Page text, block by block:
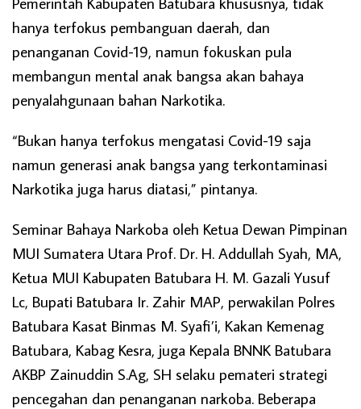
hanya terfokus pembanguan daerah, dan
penanganan Covid-19, namun fokuskan pula
membangun mental anak bangsa akan bahaya
penyalahgunaan bahan Narkotika.
“Bukan hanya terfokus mengatasi Covid-19 saja
namun generasi anak bangsa yang terkontaminasi
Narkotika juga harus diatasi,” pintanya.
Seminar Bahaya Narkoba oleh Ketua Dewan Pimpinan
MUI Sumatera Utara Prof. Dr. H. Addullah Syah, MA,
Ketua MUI Kabupaten Batubara H. M. Gazali Yusuf
Lc, Bupati Batubara Ir. Zahir MAP, perwakilan Polres
Batubara Kasat Binmas M. Syafi’i, Kakan Kemenag
Batubara, Kabag Kesra, juga Kepala BNNK Batubara
AKBP Zainuddin S.Ag, SH selaku pemateri strategi
pencegahan dan penanganan narkoba. Beberapa